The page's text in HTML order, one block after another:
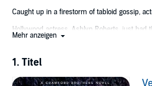
Caught up in a firestorm of tabloid gossip,
Hollywood actress, Ashlyn Roberts, just
was a keeper for standing by her side, he
shiny new law degree to good use and make
His first task is simple: Keep Ashlyn
Mehr anzeigen
1. Titel